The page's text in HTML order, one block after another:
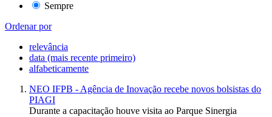
Sempre
Ordenar por
relevância
data (mais recente primeiro)
alfabeticamente
NEO IFPB - Agência de Inovação recebe novos bolsistas do
PIAGI
Durante a capacitação houve visita ao Parque Sinergia